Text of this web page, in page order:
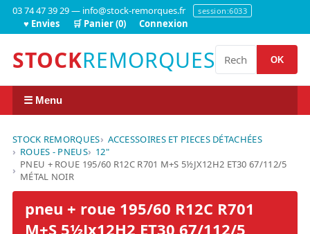
03 74 47 39 29 — info@stock-remorques.fr session:6033
♥ Envies 🛒 Panier (0) Connexion
STOCKREMORQUES OK
☰ Menu
STOCK REMORQUES
ACCESSOIRES ET PIECES DÉTACHÉES
ROUES - PNEUS
12"
PNEU + ROUE 195/60 R12C R701 M+S 5½JX12H2 ET30 67/112/5
MÉTAL NOIR
pneu + roue 195/60 R12C R701
M+S 5½Jx12H2 ET30 67/112/5